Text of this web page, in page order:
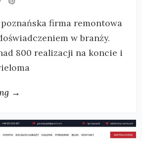
firma remontowa
w branży.
800 realizacji na koncie i
→